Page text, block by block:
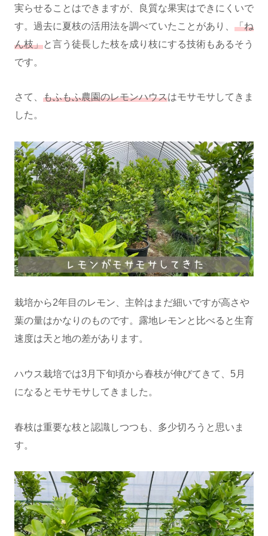
実らせることはできますが、良質な果実はできにくいで
す。過去に夏枝の活用法を調べていたことがあり、 「ね
ん枝」と言う徒長した枝を成り枝にする技術もあるそう
です。
さて、 もふもふ農園のレモンハウスはモサモサしてきま
した。
栽培から2年目のレモン、主幹はまだ細いですが高さや
葉の量はかなりのものです。露地レモンと比べると生育
速度は天と地の差があります。
ハウス栽培では3月下旬頃から春枝が伸びてきて、5月
になるとモサモサしてきました。
春枝は重要な枝と認識しつつも、多少切ろうと思いま
す。